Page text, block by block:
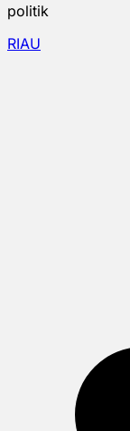
politik
RIAU